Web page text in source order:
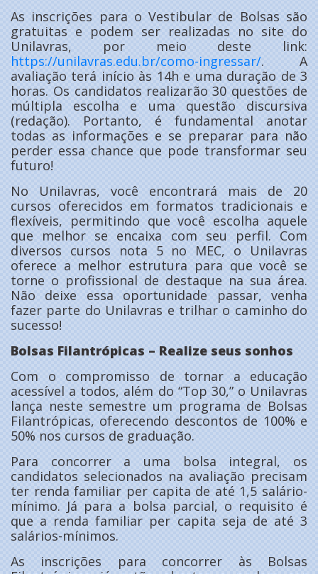
As inscrições para o Vestibular de Bolsas são
gratuitas e podem ser realizadas no site do
Unilavras, por meio deste link:
https://unilavras.edu.br/como-ingressar/. A
avaliação terá início às 14h e uma duração de 3
horas. Os candidatos realizarão 30 questões de
múltipla escolha e uma questão discursiva
(redação). Portanto, é fundamental anotar
todas as informações e se preparar para não
perder essa chance que pode transformar seu
futuro!
No Unilavras, você encontrará mais de 20
cursos oferecidos em formatos tradicionais e
flexíveis, permitindo que você escolha aquele
que melhor se encaixa com seu perfil. Com
diversos cursos nota 5 no MEC, o Unilavras
oferece a melhor estrutura para que você se
torne o profissional de destaque na sua área.
Não deixe essa oportunidade passar, venha
fazer parte do Unilavras e trilhar o caminho do
sucesso!
Bolsas Filantrópicas – Realize seus sonhos
Com o compromisso de tornar a educação
acessível a todos, além do “Top 30,” o Unilavras
lança neste semestre um programa de Bolsas
Filantrópicas, oferecendo descontos de 100% e
50% nos cursos de graduação.
Para concorrer a uma bolsa integral, os
candidatos selecionados na avaliação precisam
ter renda familiar per capita de até 1,5 salário-
mínimo. Já para a bolsa parcial, o requisito é
que a renda familiar per capita seja de até 3
salários-mínimos.
As inscrições para concorrer às Bolsas